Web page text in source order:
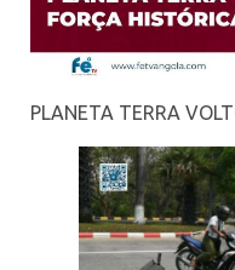
PLANETA TERRA